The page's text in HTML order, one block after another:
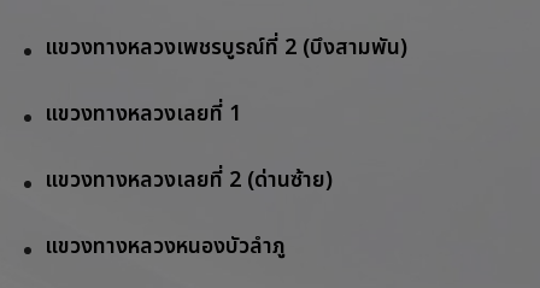
แขวงทางหลวงเพชรบูรณ์ที่ 2 (บึงสามพัน)
แขวงทางหลวงเลยที่ 1
แขวงทางหลวงเลยที่ 2 (ด่านซ้าย)
แขวงทางหลวงหนองบัวลำภู